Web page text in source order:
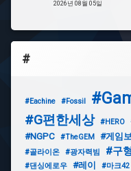
2026년 08월 05일
#
#Eachine #Fossil
#G편한세상 #HERO
#NGPC #TheGEM #게임
#골라이온
#광자력빔 #구
#댄싱에로우
#레이 #마크42